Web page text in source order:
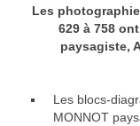
Les
629 à 758
paysagiste,
Les blocs-
MONNOT